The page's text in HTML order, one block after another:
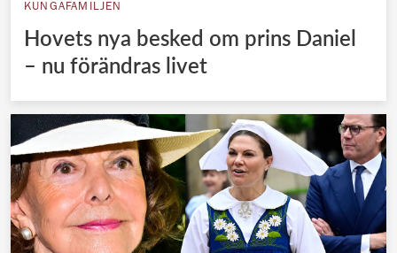
KUNGAFAMILJEN
Hovets nya besked om prins Daniel
– nu förändras livet